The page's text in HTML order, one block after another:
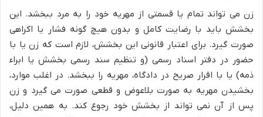
زن می تواند تمام یا قسمتی از مهریه خود را به مرد ببخشد. این
بخشش باید با رضایت کامل و بدون هیچ گونه فشار یا اکراهی
صورت گیرد. برای اعتبار قانونی این بخشش، لازم است که زن یا با
حضور در دفتر اسناد رسمی (و تنظیم سند رسمی بخشش یا ابراء
ذمه) یا با اقرار صریح در دادگاه، مهریه را ببخشد. در اغلب موارد،
بخشیدن مهریه به صورت بلاعوض و قطعی صورت می گیرد و زن
پس از آن نمی تواند از بخشش خود رجوع کند. به همین دلیل،